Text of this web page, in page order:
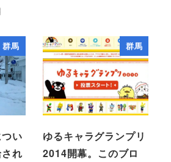
群馬
い
れ
群馬
ゆるキャラグランプリ
2014開幕。このブロ